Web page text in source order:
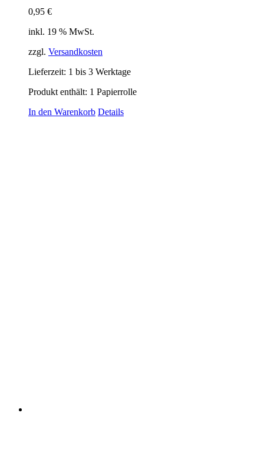
0,95 €
inkl. 19 % MwSt.
zzgl. Versandkosten
Lieferzeit: 1 bis 3 Werktage
Produkt enthält: 1 Papierrolle
In den Warenkorb Details